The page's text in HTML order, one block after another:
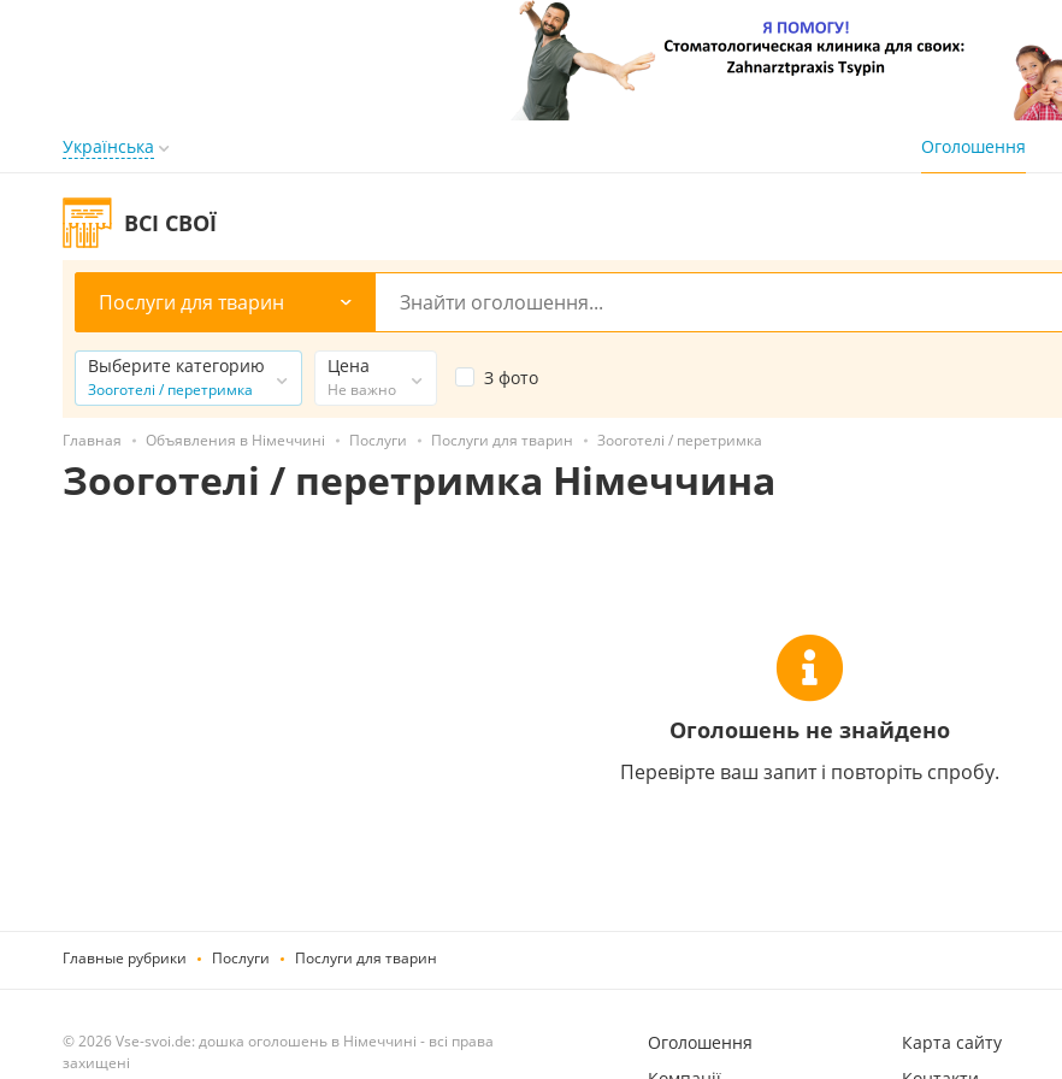
Українська Оголошення
ВСІ СВОЇ
Послуги для тварин
Выберите категорию
Зооготелі / перетримка
Цена
Не важно
З фото
Главная Объявления в Німеччині Послуги Послуги для тварин Зооготелі / перетримка
Зооготелі / перетримка Німеччина
Оголошень не знайдено
Перевірте ваш запит і повторіть спробу.
Главные рубрики Послуги Послуги для тварин
© 2026 Vse-svoi.de: дошка оголошень в Німеччині - всі права
захищені
Оголошення
Карта сайту